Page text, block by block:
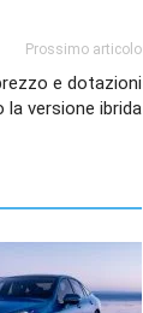
Prossimo articolo
e dotazioni
la versione ibrida